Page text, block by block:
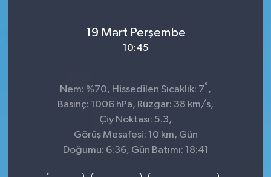
19 Mart Perşembe
10:45
Nem: %70, Hissedilen Sıcaklık: 7° ,
Basınç: 1006 hPa, Rüzgar: 38 km/s,
Çiy Noktası: 5.3,
Görüş Mesafesi: 10 km, Gün
Doğumu: 6:36, Gün Batımı: 18:41